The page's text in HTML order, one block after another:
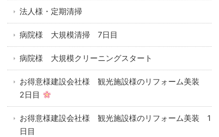
法人様・定期清掃
病院様 大規模清掃 7日目
病院様 大規模クリーニングスタート
お得意様建設会社様 観光施設様のリフォーム美装
2日目
お得意様建設会社様 観光施設様のリフォーム美装 1
日目